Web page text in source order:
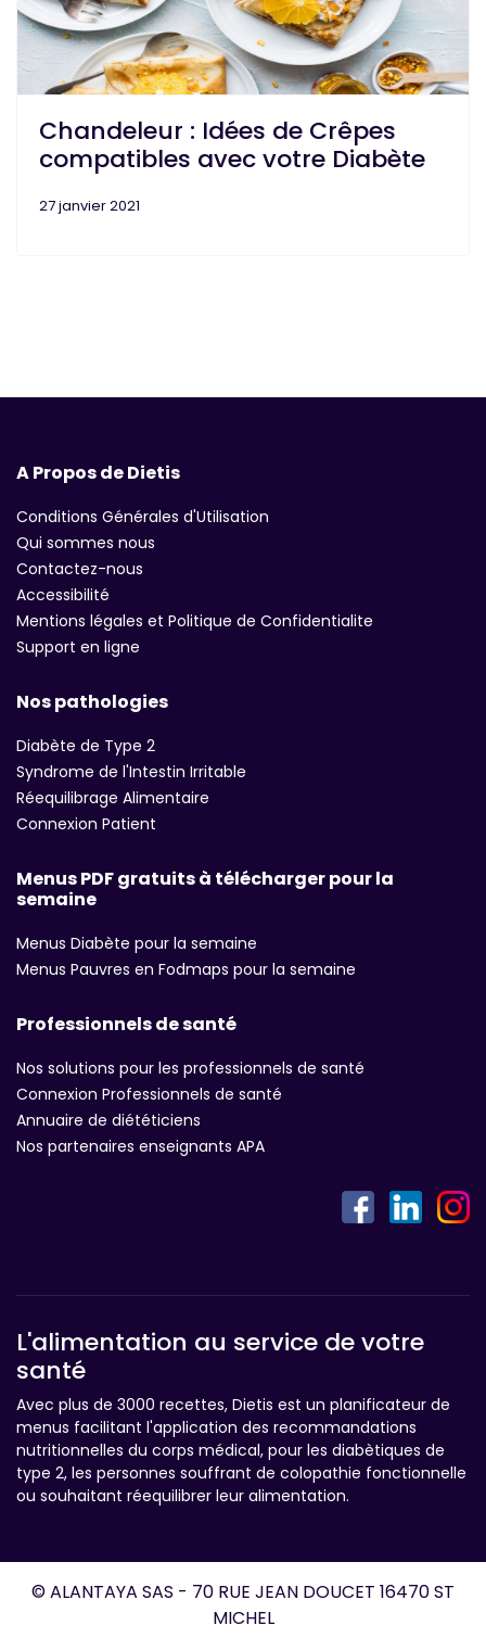
Chandeleur : Idées de Crêpes
compatibles avec votre Diabète
27 janvier 2021
A Propos de Dietis
Conditions Générales d'Utilisation
Qui sommes nous
Contactez-nous
Accessibilité
Mentions légales et Politique de Confidentialite
Support en ligne
Nos pathologies
Diabète de Type 2
Syndrome de l'Intestin Irritable
Réequilibrage Alimentaire
Connexion Patient
Menus PDF gratuits à télécharger pour la
semaine
Menus Diabète pour la semaine
Menus Pauvres en Fodmaps pour la semaine
Professionnels de santé
Nos solutions pour les professionnels de santé
Connexion Professionnels de santé
Annuaire de diététiciens
Nos partenaires enseignants APA
L'alimentation au service de votre
santé
Avec plus de 3000 recettes, Dietis est un planificateur de
menus facilitant l'application des recommandations
nutritionnelles du corps médical, pour les diabètiques de
type 2, les personnes souffrant de colopathie fonctionnelle
ou souhaitant réequilibrer leur alimentation.
© ALANTAYA SAS - 70 RUE JEAN DOUCET 16470 ST
MICHEL